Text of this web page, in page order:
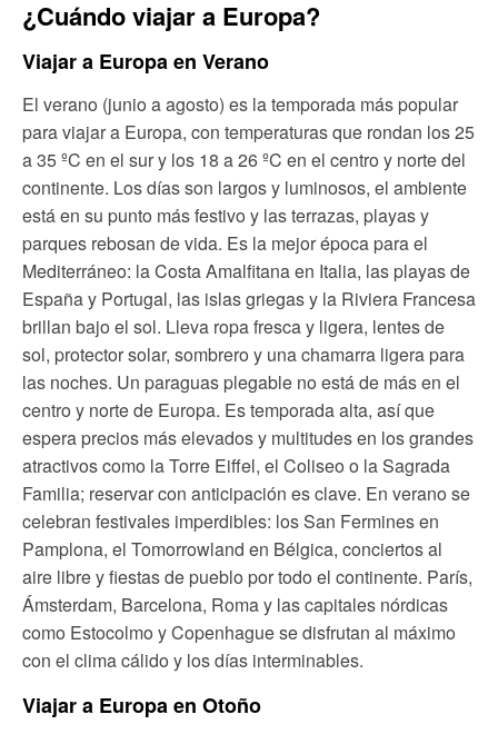
¿Cuándo viajar a Europa?
Viajar a Europa en Verano
El verano (junio a agosto) es la temporada más popular
para viajar a Europa, con temperaturas que rondan los 25
a 35 ºC en el sur y los 18 a 26 ºC en el centro y norte del
continente. Los días son largos y luminosos, el ambiente
está en su punto más festivo y las terrazas, playas y
parques rebosan de vida. Es la mejor época para el
Mediterráneo: la Costa Amalfitana en Italia, las playas de
España y Portugal, las islas griegas y la Riviera Francesa
brillan bajo el sol. Lleva ropa fresca y ligera, lentes de
sol, protector solar, sombrero y una chamarra ligera para
las noches. Un paraguas plegable no está de más en el
centro y norte de Europa. Es temporada alta, así que
espera precios más elevados y multitudes en los grandes
atractivos como la Torre Eiffel, el Coliseo o la Sagrada
Familia; reservar con anticipación es clave. En verano se
celebran festivales imperdibles: los San Fermines en
Pamplona, el Tomorrowland en Bélgica, conciertos al
aire libre y fiestas de pueblo por todo el continente. París,
Ámsterdam, Barcelona, Roma y las capitales nórdicas
como Estocolmo y Copenhague se disfrutan al máximo
con el clima cálido y los días interminables.
Viajar a Europa en Otoño